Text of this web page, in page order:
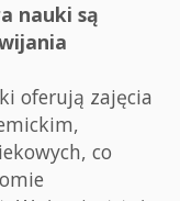
nauki są
oferują zajęcia
co